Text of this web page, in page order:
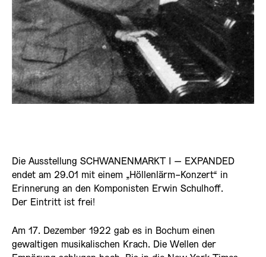
Die Ausstellung SCHWANENMARKT I – EXPANDED
endet am 29.01 mit einem „Höllenlärm-Konzert“ in
Erinnerung an den Komponisten Erwin Schulhoff.
Der Eintritt ist frei!
Am 17. Dezember 1922 gab es in Bochum einen
gewaltigen musikalischen Krach. Die Wellen der